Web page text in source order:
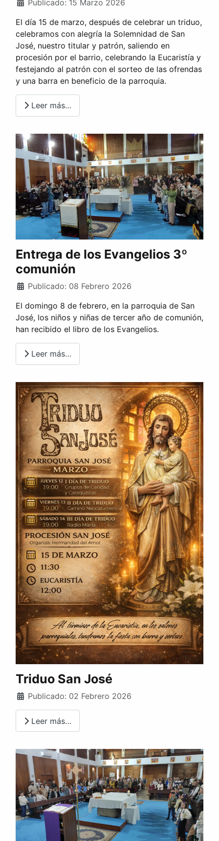
Publicado: 15 Marzo 2026
El día 15 de marzo, después de celebrar un triduo,
celebramos con alegría la Solemnidad de San
José, nuestro titular y patrón, saliendo en
procesión por el barrio, celebrando la Eucaristía y
festejando al patrón con el sorteo de las ofrendas
y una barra en beneficio de la parroquia.
Leer más…
Entrega de los Evangelios 3º
comunión
Publicado: 08 Febrero 2026
El domingo 8 de febrero, en la parroquia de San
José, los niños y niñas de tercer año de comunión,
han recibido el libro de los Evangelios.
Leer más…
Triduo San José
Publicado: 02 Febrero 2026
Leer más…